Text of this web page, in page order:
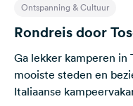
Ontspanning & Cultuur
Rondreis door
Ga lekker kamperen in
mooiste steden en
Italiaanse